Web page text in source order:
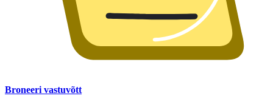
Broneeri vastuvõtt